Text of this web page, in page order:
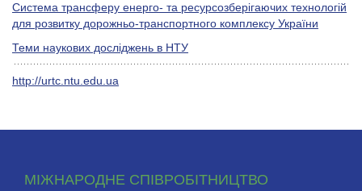
Система трансферу енерго- та ресурсозберігаючих технологій
для розвитку дорожньо-транспортного комплексу України
Теми наукових досліджень в НТУ
http://urtc.ntu.edu.ua
МІЖНАРОДНЕ СПІВРОБІТНИЦТВО